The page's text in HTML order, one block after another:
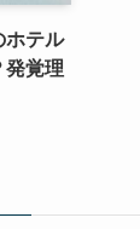
ホテル
発覚理